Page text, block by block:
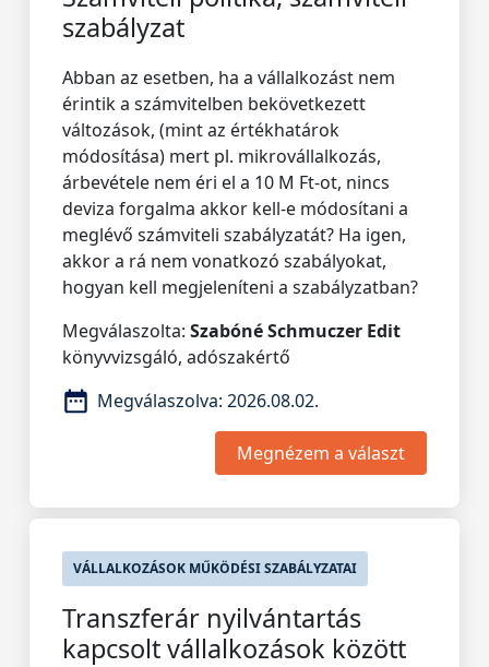
szabályzat
Abban az esetben, ha a vállalkozást nem
érintik a számvitelben bekövetkezett
változások, (mint az értékhatárok
módosítása) mert pl. mikrovállalkozás,
árbevétele nem éri el a 10 M Ft-ot, nincs
deviza forgalma akkor kell-e módosítani a
meglévő számviteli szabályzatát? Ha igen,
akkor a rá nem vonatkozó szabályokat,
hogyan kell megjeleníteni a szabályzatban?
Megválaszolta: Szabóné Schmuczer Edit
könyvvizsgáló, adószakértő
Megválaszolva: 2026.08.02.
Megnézem a választ
VÁLLALKOZÁSOK MŰKÖDÉSI SZABÁLYZATAI
Transzferár nyilvántartás
kapcsolt vállalkozások között